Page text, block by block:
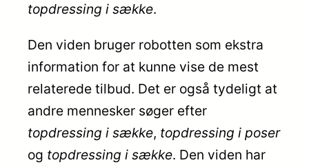
topdressing i sække.
Den viden bruger robotten som ekstra
information for at kunne vise de mest
relaterede tilbud. Det er også tydeligt at
andre mennesker søger efter
topdressing i sække, topdressing i poser
og topdressing i sække. Den viden har